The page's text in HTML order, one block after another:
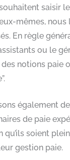
saisir
mêmes, nous
En règle
ou le
notions paie
également
de paie
qu’ils soient
gestion paie.